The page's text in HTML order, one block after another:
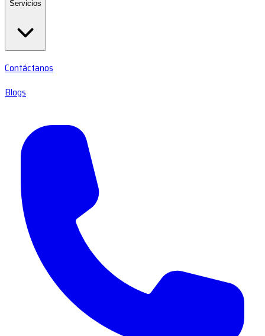
Servicios
Contáctanos
Blogs